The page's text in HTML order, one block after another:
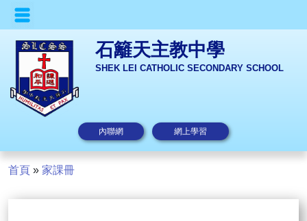
石籬天主教中學
SHEK LEI CATHOLIC SECONDARY SCHOOL
內聯網 網上學習
首頁 » 家課冊